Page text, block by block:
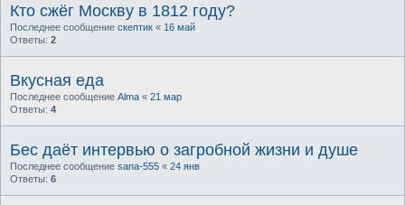
Кто сжёг Москву в 1812 году?
Последнее сообщение скептик « 16 май
Ответы: 2
Вкусная еда
Последнее сообщение Alma « 21 мар
Ответы: 4
Бес даёт интервью о загробной жизни и душе
Последнее сообщение sana-555 « 24 янв
Ответы: 6